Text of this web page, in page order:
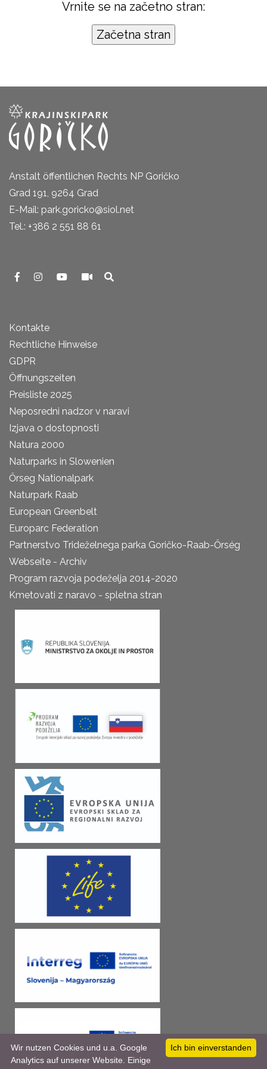
Vrnite se na začetno stran:
Anstalt öffentlichen Rechts NP Goričko
Grad 191, 9264 Grad
E-Mail: park.goricko@siol.net
Tel.: +386 2 551 88 61
Kontakte
Rechtliche Hinweise
GDPR
Öffnungszeiten
Preisliste 2025
Neposredni nadzor v naravi
Izjava o dostopnosti
Natura 2000
Naturparks in Slowenien
Őrseg Nationalpark
Naturpark Raab
European Greenbelt
Europarc Federation
Partnerstvo Trideželnega parka Goričko-Raab-Őrség
Webseite - Archiv
Program razvoja podeželja 2014-2020
Kmetovati z naravo - spletna stran
Ich bin einverstanden
Wir nutzen Cookies und u.a. Google
Analytics auf unserer Website. Einige